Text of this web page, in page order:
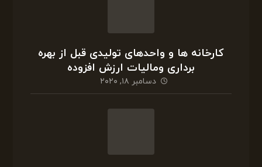
کارخانه ها و واحدهای تولیدی قبل از بهره
برداری ومالیات ارزش افزوده
دسامبر ۱۸, ۲۰۲۰